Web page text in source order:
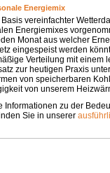
Energiemix
vereinfachter
Energiemixes
Monat aus welcher
eingespeist werden
Verteilung mit einem
zur heutigen Praxis
von speicherbaren
von unserem
Informationen zu der
Sie in unserer